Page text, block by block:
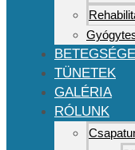
TÜNETEK
GALÉRIA
RÓLUNK